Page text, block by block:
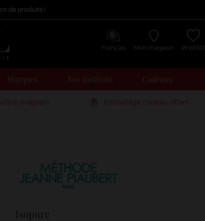
de produits !
Français Mon magasin Wishlist
Marques Nos instituts Cadeaux
magasin Emballage cadeau offert
Isopure